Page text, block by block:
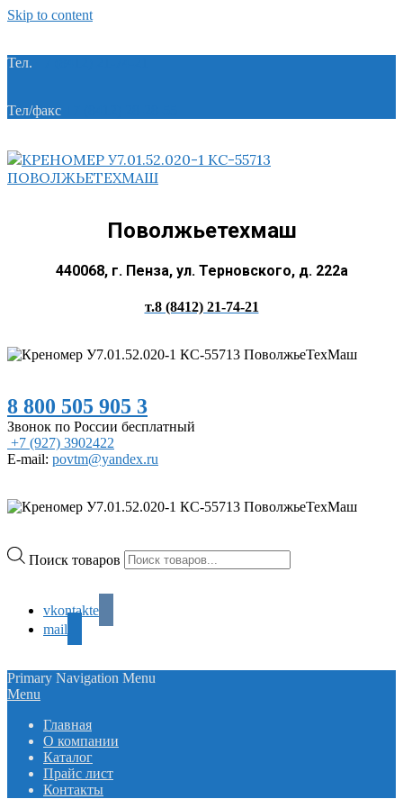
Skip to content
Тел.
Тел/факс
Поволжьетехмаш
440068, г. Пенза, ул. Терновского, д. 222а
т.8 (8412) 21-74-21
8 800 505 905 3
Звонок по России бесплатный
+7 (927) 3902422
E-mail: povtm@yandex.ru
Поиск товаров
vkontakte
mail
Primary Navigation Menu
Menu
Главная
О компании
Каталог
Прайс лист
Контакты